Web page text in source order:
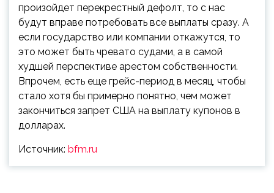
произойдет перекрестный дефолт, то с нас
будут вправе потребовать все выплаты сразу. А
если государство или компании откажутся, то
это может быть чревато судами, а в самой
худшей перспективе арестом собственности.
Впрочем, есть еще грейс-период в месяц, чтобы
стало хотя бы примерно понятно, чем может
закончиться запрет США на выплату купонов в
долларах.
Источник: bfm.ru